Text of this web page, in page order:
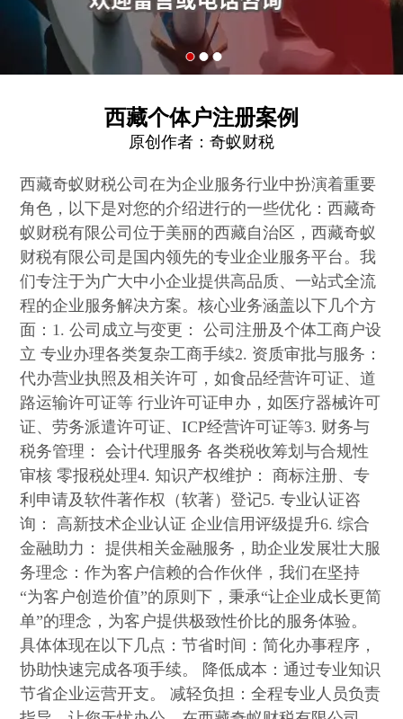
西藏个体户注册案例
原创作者： 奇蚁财税
西藏奇蚁财税公司在为企业服务行业中扮演着重要
角色，以下是对您的介绍进行的一些优化：西藏奇
蚁财税有限公司位于美丽的西藏自治区，西藏奇蚁
财税有限公司是国内领先的专业企业服务平台。我
们专注于为广大中小企业提供高品质、一站式全流
程的企业服务解决方案。核心业务涵盖以下几个方
面：1. 公司成立与变更： 公司注册及个体工商户设
立 专业办理各类复杂工商手续2. 资质审批与服务：
代办营业执照及相关许可，如食品经营许可证、道
路运输许可证等 行业许可证申办，如医疗器械许可
证、劳务派遣许可证、ICP经营许可证等3. 财务与
税务管理： 会计代理服务 各类税收筹划与合规性
审核 零报税处理4. 知识产权维护： 商标注册、专
利申请及软件著作权（软著）登记5. 专业认证咨
询： 高新技术企业认证 企业信用评级提升6. 综合
金融助力： 提供相关金融服务，助企业发展壮大服
务理念：作为客户信赖的合作伙伴，我们在坚持
“为客户创造价值”的原则下，秉承“让企业成长更简
单”的理念，为客户提供极致性价比的服务体验。
具体体现在以下几点：节省时间：简化办事程序，
协助快速完成各项手续。 降低成本：通过专业知识
节省企业运营开支。 减轻负担：全程专业人员负责